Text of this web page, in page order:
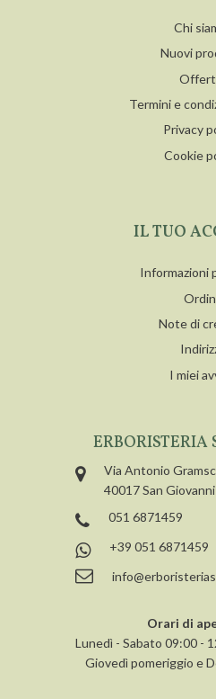
Chi
Nuovi
Termini e
Privacy
Cookie
IL TUO
Informazioni
Note di
I miei
ERBORISTERIA
Via Antonio
40017 San
051 6871459
+39 051 6871459
Orari di
Lunedì - Sabato 09:00 -
Giovedì pomeriggio e